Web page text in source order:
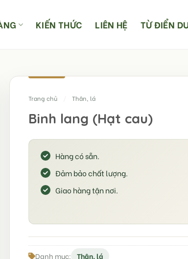
KIẾN THỨC LIÊN HỆ TỪ ĐIỂN
Trang chủ Thân, lá
Binh lang (Hạt cau)
Hàng có sẵn.
Đảm bảo chất lượng.
Giao hàng tận nơi.
Danh mục: Thân, lá